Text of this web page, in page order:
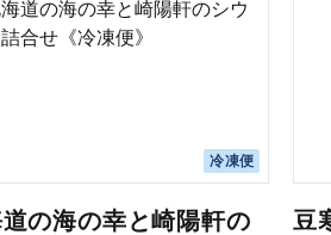
冷凍便
の海の幸と崎陽軒の
豆